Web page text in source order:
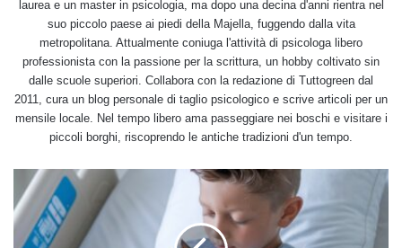
laurea e un master in psicologia, ma dopo una decina d'anni rientra nel
suo piccolo paese ai piedi della Majella, fuggendo dalla vita
metropolitana. Attualmente coniuga l'attività di psicologa libero
professionista con la passione per la scrittura, un hobby coltivato sin
dalle scuole superiori. Collabora con la redazione di Tuttogreen dal
2011, cura un blog personale di taglio psicologico e scrive articoli per un
mensile locale. Nel tempo libero ama passeggiare nei boschi e visitare i
piccoli borghi, riscoprendo le antiche tradizioni d'un tempo.
Finalmente
anche
i
cani